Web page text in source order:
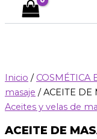
Inicio / COSMÉTICA
masaje / ACEITE DE
Aceites y velas de
ACEITE DE